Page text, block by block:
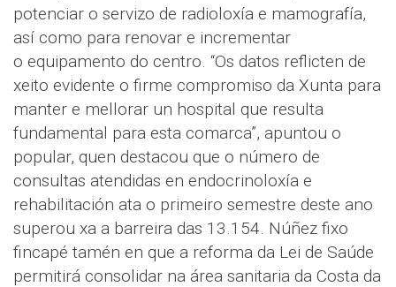
potenciar o servizo de radioloxía e mamografía,
así como para renovar e incrementar
o equipamento do centro. “Os datos reflicten de
xeito evidente o firme compromiso da Xunta para
manter e mellorar un hospital que resulta
fundamental para esta comarca”, apuntou o
popular, quen destacou que o número de
consultas atendidas en endocrinoloxía e
rehabilitación ata o primeiro semestre deste ano
superou xa a barreira das 13.154. Núñez fixo
fincapé tamén en que a reforma da Lei de Saúde
permitirá consolidar na área sanitaria da Costa da